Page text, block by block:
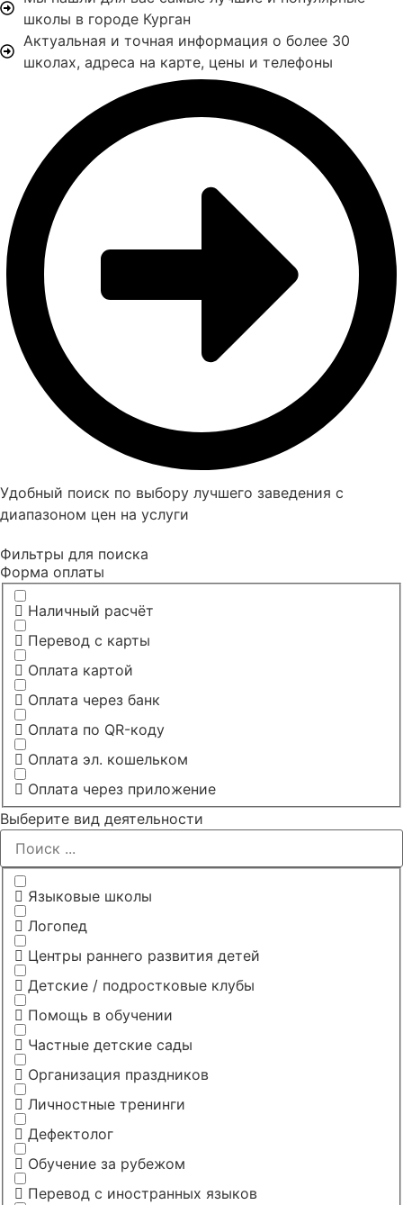
школы в городе Курган
Актуальная и точная информация о более 30
школах, адреса на карте, цены и телефоны
Удобный поиск по выбору лучшего заведения с
диапазоном цен на услуги
Фильтры для поиска
Форма оплаты
Наличный расчёт
Перевод с карты
Оплата картой
Оплата через банк
Оплата по QR-коду
Оплата эл. кошельком
Оплата через приложение
Выберите вид деятельности
Языковые школы
Логопед
Центры раннего развития детей
Детские / подростковые клубы
Помощь в обучении
Частные детские сады
Организация праздников
Личностные тренинги
Дефектолог
Обучение за рубежом
Перевод с иностранных языков